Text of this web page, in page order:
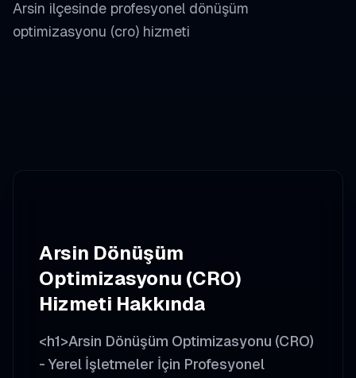
Arsin ilçesinde profesyonel dönüşüm
optimizasyonu (cro) hizmeti
Arsin Dönüşüm
Optimizasyonu (CRO)
Hizmeti Hakkında
<h1>Arsin Dönüşüm Optimizasyonu (CRO)
- Yerel İşletmeler İçin Profesyonel